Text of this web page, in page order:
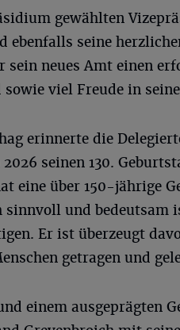
gewählten
ebenfalls seine
neues Amt einen
sowie viel Freude in
erinnerte die
seinen 130.
eine über 150-jährige
sinnvoll und bedeutsam
Er ist überzeugt
getragen und
einem ausgeprägten